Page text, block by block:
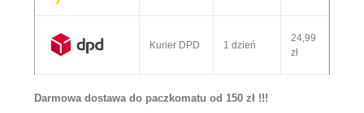
Kurier DPD 1 dzień
24,99
zł
Darmowa dostawa do paczkomatu od 150 zł !!!